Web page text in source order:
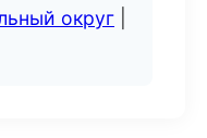
округ